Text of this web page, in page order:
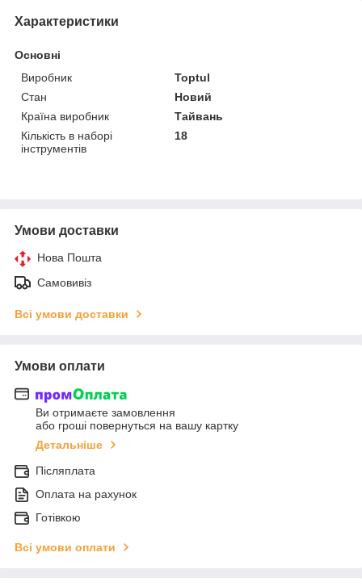
Характеристики
Основні
Виробник
Toptul
Стан
Новий
Країна виробник
Тайвань
Кількість в наборі
інструментів
18
Умови доставки
Нова Пошта
Самовивіз
Всі умови доставки
Умови оплати
Ви отримаєте замовлення
або гроші повернуться на вашу картку
Детальніше
Післяплата
Оплата на рахунок
Готівкою
Всі умови оплати